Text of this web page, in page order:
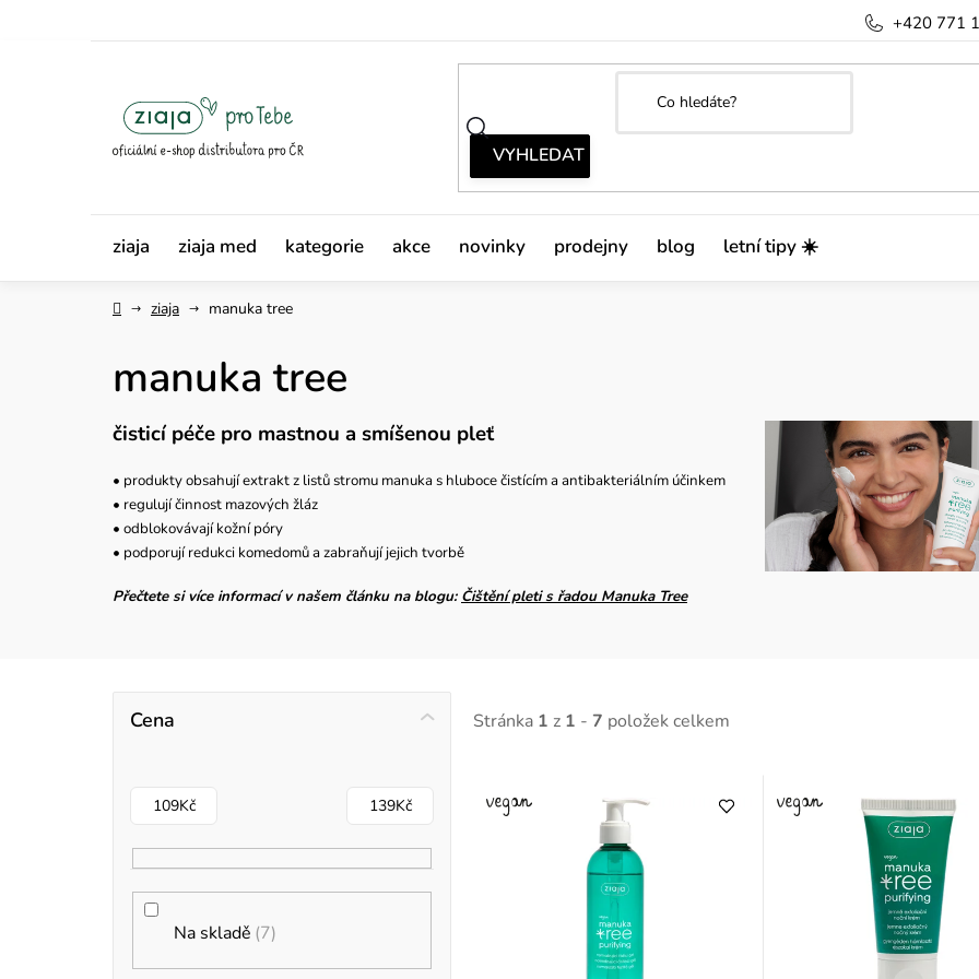
+420 771
ziaja ziaja med kategorie akce novinky prodejny blog letní tipy ☀️
Domůziaja manuka tree
manuka tree
čisticí péče pro mastnou a smíšenou pleť
• produkty obsahují extrakt z listů stromu manuka s hluboce čistícím a antibakteriálním účinkem
• regulují činnost mazových žláz
• odblokovávají kožní póry
• podporují redukci komedomů a zabraňují jejich tvorbě
Přečtete si více informací v našem článku na blogu: Čištění pleti s řadou Manuka Tree
PCena
109Kč 139Kč
Na skladě 7
Stránka 1 z 1 - 7 položek celkem
V